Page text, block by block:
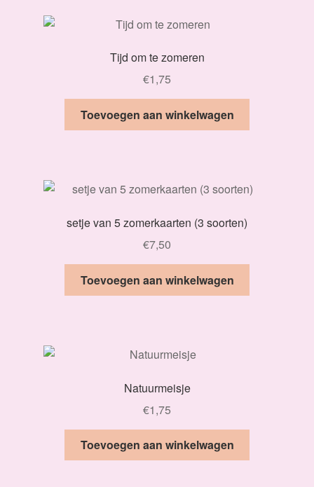
Tijd om te zomeren
€1,75
Toevoegen aan winkelwagen
setje van 5 zomerkaarten (3 soorten)
€7,50
Toevoegen aan winkelwagen
Natuurmeisje
€1,75
Toevoegen aan winkelwagen